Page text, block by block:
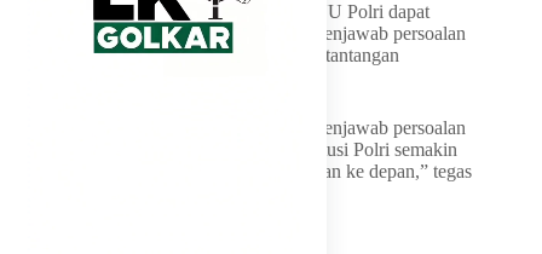
Soedeson berharap proses penyusunan RUU Polri dapat
menghasilkan regulasi yang tidak hanya menjawab persoalan
saat ini, tetapi juga mampu mengantisipasi tantangan
“Yang kita susun ini bukan hanya untuk menjawab persoalan
hari ini, tetapi juga untuk memastikan institusi Polri semakin
profesional dan mampu menjawab tantangan ke depan,” tegas